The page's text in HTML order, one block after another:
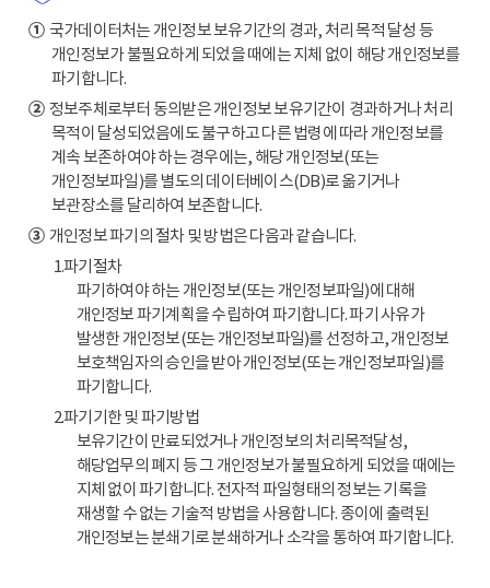
①국가데이터처는 개인정보 보유기간의 경과, 처리 목적 달성 등
개인정보가 불필요하게 되었을 때에는 지체 없이 해당 개인정보를
파기합니다.
②정보주체로부터 동의받은 개인정보 보유기간이 경과하거나 처리
목적이 달성되었음에도 불구하고 다른 법령에 따라 개인정보를
계속 보존하여야 하는 경우에는, 해당 개인정보(또는
개인정보파일)를 별도의 데이터베이스(DB)로 옮기거나
보관장소를 달리하여 보존합니다.
③개인정보 파기의 절차 및 방법은 다음과 같습니다.
1.파기절차
파기하여야 하는 개인정보(또는 개인정보파일)에 대해
개인정보 파기계획을 수립하여 파기합니다. 파기 사유가
발생한 개인정보(또는 개인정보파일)를 선정하고, 개인정보
보호책임자의 승인을 받아 개인정보(또는 개인정보파일)를
파기합니다.
2.파기기한 및 파기방법
보유기간이 만료되었거나 개인정보의 처리목적달성,
해당업무의 폐지 등 그 개인정보가 불필요하게 되었을 때에는
지체 없이 파기합니다. 전자적 파일형태의 정보는 기록을
재생할 수 없는 기술적 방법을 사용합니다. 종이에 출력된
개인정보는 분쇄기로 분쇄하거나 소각을 통하여 파기합니다.